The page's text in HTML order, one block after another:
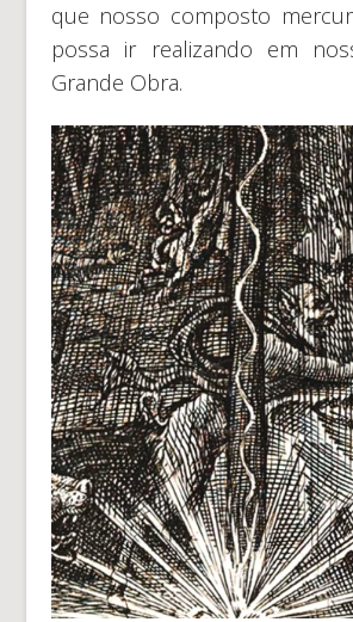
que nosso composto
possa ir realizando em
Grande Obra.